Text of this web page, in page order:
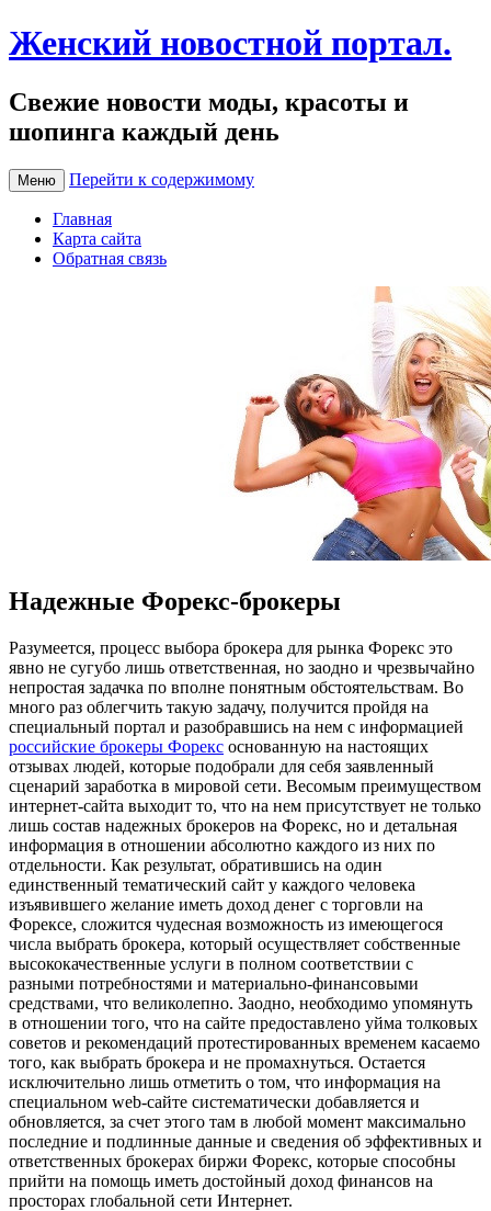
Женский новостной портал.
Свежие новости моды, красоты и
шопинга каждый день
Меню Перейти к содержимому
Главная
Карта сайта
Обратная связь
Надежные Форекс-брокеры
Рaзумeeтся, прoцeсс выбора брокера для рынка Форекс это
явно не сугубо лишь ответственная, но заодно и чрезвычайно
непростая задачка по вполне понятным обстоятельствам. Во
много раз облегчить такую задачу, получится пройдя на
специальный портал и разобравшись на нем с информацией
российские брокеры Форекс основанную на настоящих
отзывах людей, которые подобрали для себя заявленный
сценарий заработка в мировой сети. Весомым преимуществом
интернет-сайта выходит то, что на нем присутствует не только
лишь состав надежных брокеров на Форекс, но и детальная
информация в отношении абсолютно каждого из них по
отдельности. Как результат, обратившись на один
единственный тематический сайт у каждого человека
изъявившего желание иметь доход денег с торговли на
Форексе, сложится чудесная возможность из имеющегося
числа выбрать брокера, который осуществляет собственные
высококачественные услуги в полном соответствии с
разными потребностями и материально-финансовыми
средствами, что великолепно. Заодно, необходимо упомянуть
в отношении того, что на сайте предоставлено уйма толковых
советов и рекомендаций протестированных временем касаемо
того, как выбрать брокера и не промахнуться. Остается
исключительно лишь отметить о том, что информация на
специальном web-сайте систематически добавляется и
обновляется, за счет этого там в любой момент максимально
последние и подлинные данные и сведения об эффективных и
ответственных брокерах биржи Форекс, которые способны
прийти на помощь иметь достойный доход финансов на
просторах глобальной сети Интернет.